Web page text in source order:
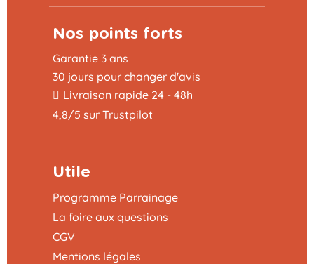
Nos points forts
Garantie 3 ans
30 jours pour changer d'avis
Livraison rapide 24 - 48h
4,8/5 sur Trustpilot
Utile
Programme Parrainage
La foire aux questions
CGV
Mentions légales